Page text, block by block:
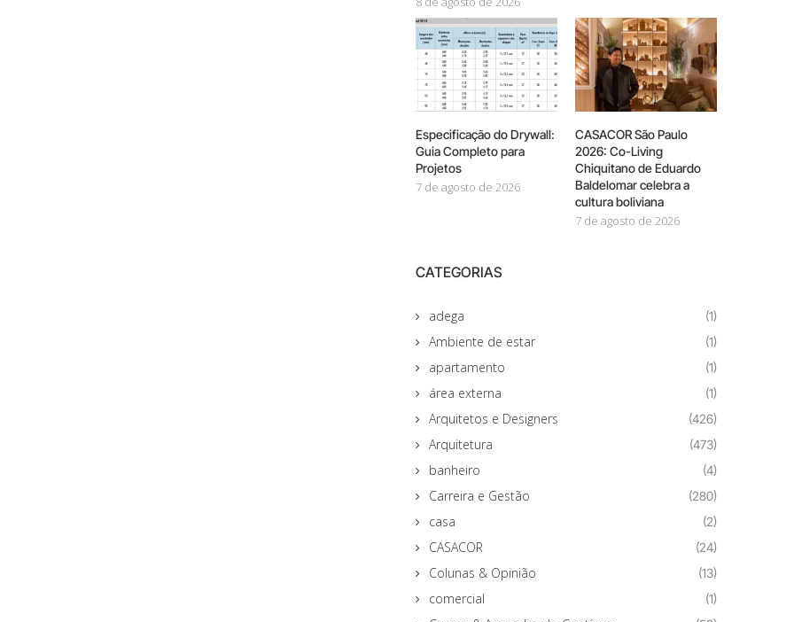
Especificação do Drywall:
Guia Completo para
Projetos
7 de agosto de 2026
CASACOR São Paulo
2026: Co-Living
Chiquitano de Eduardo
Baldelomar celebra a
cultura boliviana
7 de agosto de 2026
CATEGORIAS
adega (1)
Ambiente de estar (1)
apartamento (1)
área externa (1)
Arquitetos e Designers (426)
Arquitetura (473)
banheiro (4)
Carreira e Gestão (280)
casa (2)
CASACOR (24)
Colunas & Opinião (13)
comercial (1)